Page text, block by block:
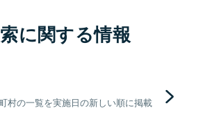
に関する情報
村の一覧を実施日の新しい順に掲載